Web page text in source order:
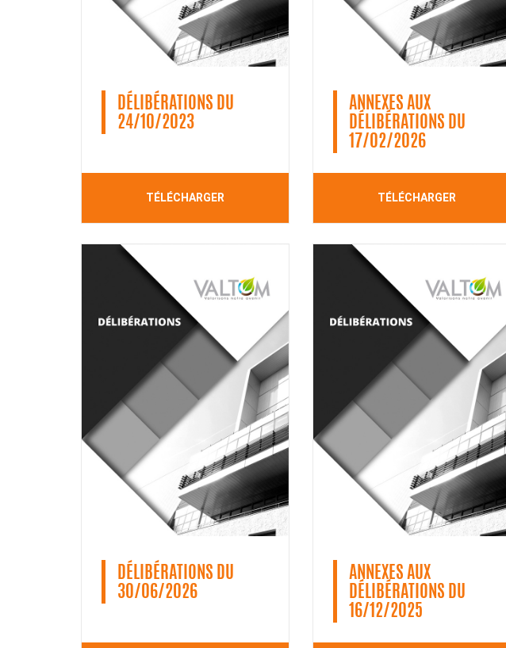
DÉLIBÉRATIONS DU
24/10/2023
TÉLÉCHARGER
ANNEXES AUX
DÉLIBÉRATIONS DU
17/02/2026
TÉLÉCHARGER
DÉLIBÉRATIONS DU
30/06/2026
ANNEXES AUX
DÉLIBÉRATIONS DU
16/12/2025